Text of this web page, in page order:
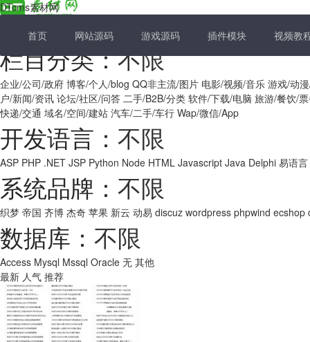
DTcms素材网
首页 网站源码 游戏源码 插件模块 视频教
栏目分类：不限
企业/公司/政府 博客/个人/blog QQ非主流/图片 电影/视频/音乐 游戏/动
户/新闻/资讯 论坛/社区/问答 二手/B2B/分类 软件/下载/电脑 旅游/餐饮/
快递/交通 域名/空间/建站 汽车/二手/车行 Wap/微信/App
开发语言： 不限
ASP PHP .NET JSP Python Node HTML Javascript Java Delphi 易语言
系统品牌： 不限
织梦 帝国 齐博 杰奇 苹果 新云 动易 discuz wordpress phpwind ecshop
数据库： 不限
Access Mysql Mssql Oracle 无 其他
最新 人气 推荐